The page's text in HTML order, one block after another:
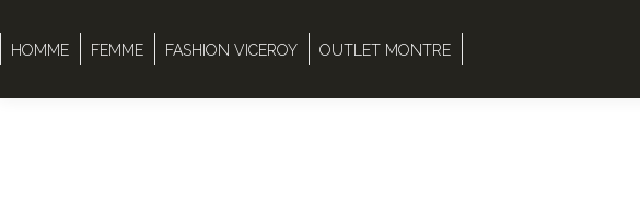
HOMME FEMME FASHION VICEROY OUTLET MONTRE